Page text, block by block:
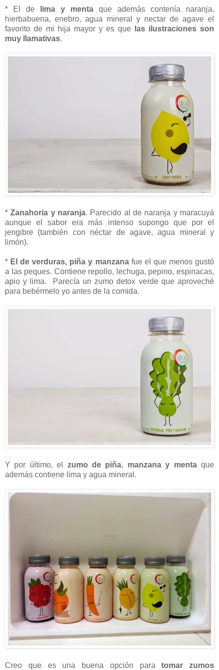
* El de lima y menta que además contenía naranja,
hierbabuena, enebro, agua mineral y nectar de agave el
favorito de mi hija mayor y es que
las ilustraciones son
muy llamativas.
*Zanahoria y naranja. Parecido al de naranja y maracuyá
aunque el sabor era más intenso supongo que por el
jengibre (también con néctar de agave, agua mineral y
limón).
* El de verduras, piña y manzanafue el que menos gustó
a las peques. Contiene repollo, lechuga, pepino, espinacas,
apio y lima. Parecía un zumo detox verde que aproveché
para bebérmelo yo antes de la comida.
Y por último, el zumo de piña, manzana y mentaque
además contiene lima y agua mineral.
Creo que es una buena opción paratomar zumos